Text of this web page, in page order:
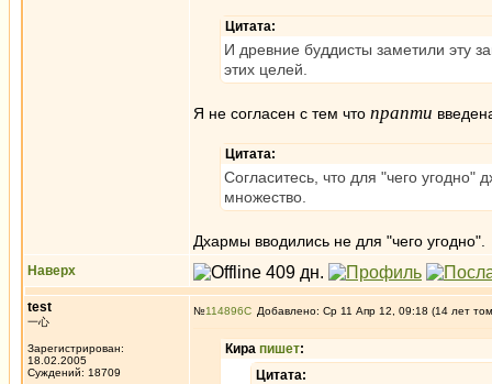
Цитата:
И древние буддисты заметили эту
этих целей.
Я не согласен с тем что прапти
Цитата:
Согласитесь, что для "чего
множество.
Дхармы вводились не для "чего угодно".
Наверх
test
一心
Зарегистрирован:
18.02.2005
Суждений: 18709
№114896 Добавлено: Ср 11 Апр 12, 09:18 (14 лет
Кира пишет:
Цитата: